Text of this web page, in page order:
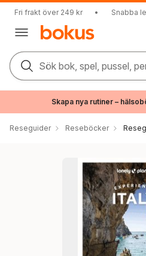
Fri frakt över 249 kr • Snabba
Sök bok, spel, pussel,
Skapa nya rutiner –
Reseguider Reseböcker